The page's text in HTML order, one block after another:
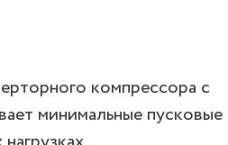
компрессора с
минимальные пусковые